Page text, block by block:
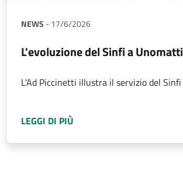
NEWS - 17/6/2026
L'evoluzione del Sinfi a
L'Ad Piccinetti illustra il servizio del Sinfi
LEGGI DI PIÙ